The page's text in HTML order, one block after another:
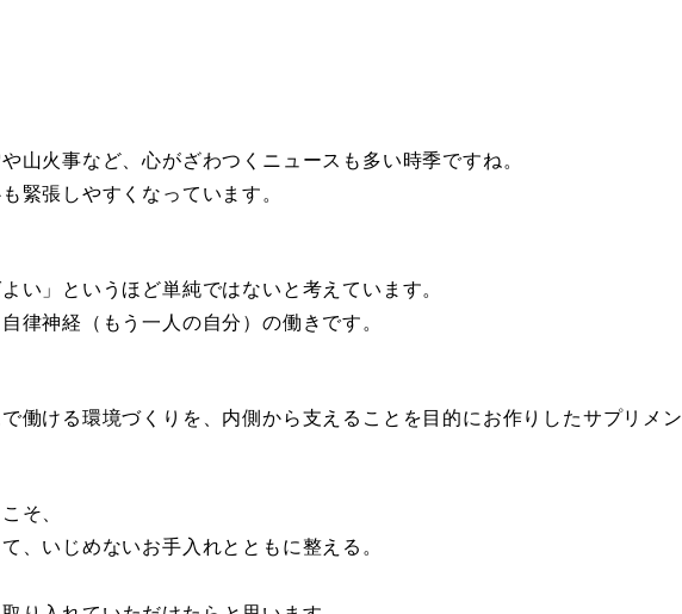
山火事など、心がざわつくニュースも多い時季ですね。
緊張しやすくなっています。
い」というほど単純ではないと考えています。
律神経（もう一人の自分）の働きです。
働ける環境づくりを、内側から支えることを目的にお作りしたサプリメン
そ、
、いじめないお手入れとともに整える。